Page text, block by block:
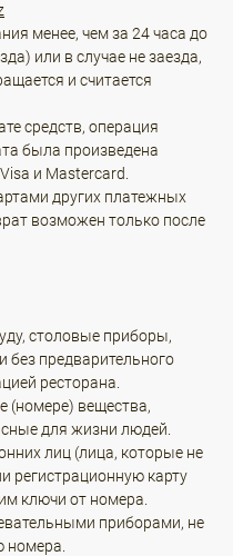
менее, чем за 24 часа до
или в случае не заезда,
и считается
средств, операция
была произведена
и Mastercard.
других платежных
возможен только после
столовые приборы,
без предварительного
ресторана.
(номере) вещества,
для жизни людей.
лиц (лица, которые не
регистрационную карту
ключи от номера.
приборами, не
номера.